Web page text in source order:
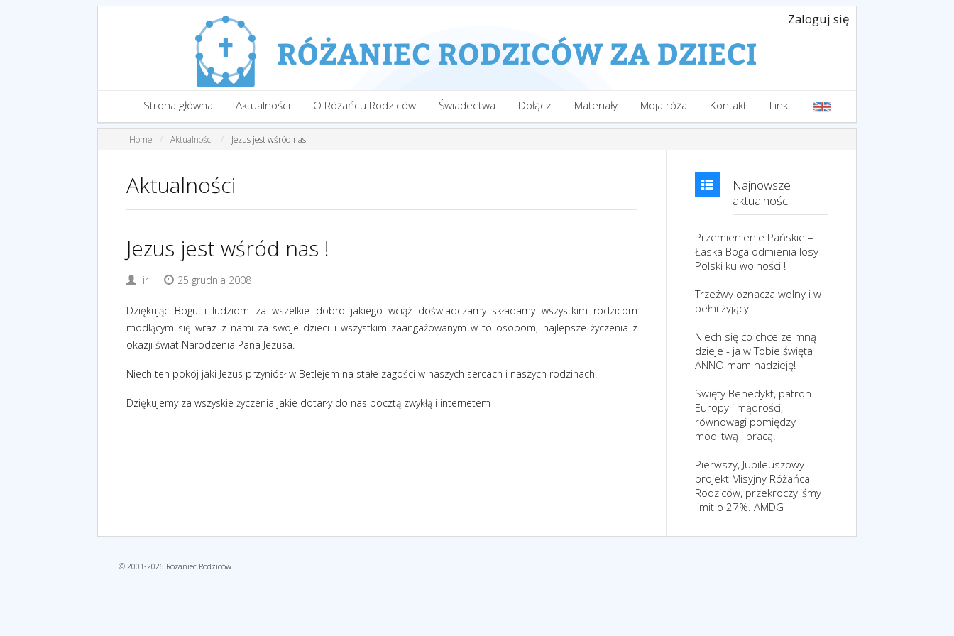
Zaloguj się
Strona główna Aktualności O Różańcu Rodziców Świadectwa Dołącz Materiały Moja róża Kontakt Linki
Home Aktualności Jezus jest wśród nas !
Aktualności
Jezus jest wśród nas !
ir 25 grudnia 2008
Dziękując Bogu i ludziom za wszelkie dobro jakiego wciąż doświadczamy składamy wszystkim rodzicom
modlącym się wraz z nami za swoje dzieci i wszystkim zaangażowanym w to osobom, najlepsze życzenia z
okazji świat Narodzenia Pana Jezusa.
Niech ten pokój jaki Jezus przyniósł w Betlejem na stałe zagości w naszych sercach i naszych rodzinach.
Dziękujemy za wszyskie życzenia jakie dotarły do nas pocztą zwykłą i internetem
Najnowsze
aktualności
Przemienienie Pańskie –
Łaska Boga odmienia losy
Polski ku wolności !
Trzeźwy oznacza wolny i w
pełni żyjący!
Niech się co chce ze mną
dzieje - ja w Tobie święta
ANNO mam nadzieję!
Swięty Benedykt, patron
Europy i mądrości,
równowagi pomiędzy
modlitwą i pracą!
Pierwszy, Jubileuszowy
projekt Misyjny Różańca
Rodziców, przekroczyliśmy
limit o 27%. AMDG
© 2001-2026 Różaniec Rodziców